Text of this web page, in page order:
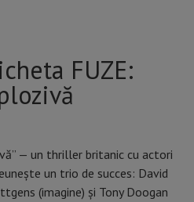
FUZE: